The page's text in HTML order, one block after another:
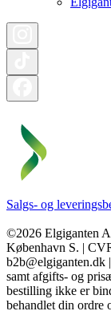
Salgs- og
©2026 Elgiganten
København S. |
samt afgifts- og
bestilling ikke er
behandlet din ordre